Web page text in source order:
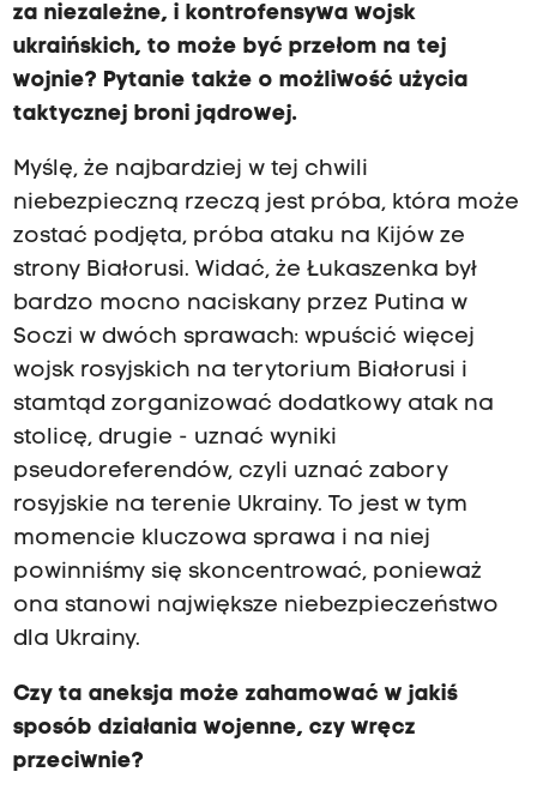
za niezależne, i kontrofensywa wojsk
ukraińskich, to może być przełom na tej
wojnie? Pytanie także o możliwość użycia
taktycznej broni jądrowej.
Myślę, że najbardziej w tej chwili
niebezpieczną rzeczą jest próba, która może
zostać podjęta, próba ataku na Kijów ze
strony Białorusi. Widać, że Łukaszenka był
bardzo mocno naciskany przez Putina w
Soczi w dwóch sprawach: wpuścić więcej
wojsk rosyjskich na terytorium Białorusi i
stamtąd zorganizować dodatkowy atak na
stolicę, drugie - uznać wyniki
pseudoreferendów, czyli uznać zabory
rosyjskie na terenie Ukrainy. To jest w tym
momencie kluczowa sprawa i na niej
powinniśmy się skoncentrować, ponieważ
ona stanowi największe niebezpieczeństwo
dla Ukrainy.
Czy ta aneksja może zahamować w jakiś
sposób działania wojenne, czy wręcz
przeciwnie?